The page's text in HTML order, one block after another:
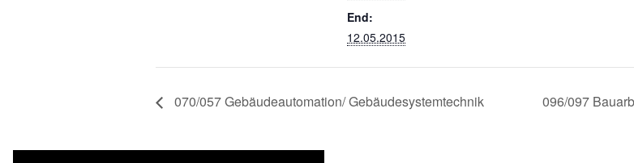
End:
12.05.2015
070/057 Gebäudeautomation/ Gebäudesystemtechnik 096/097